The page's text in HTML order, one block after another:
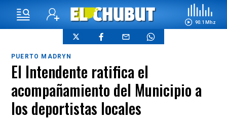
90.1 Mhz
PUERTO MADRYN
El Intendente ratifica el
acompañamiento del Municipio a
los deportistas locales